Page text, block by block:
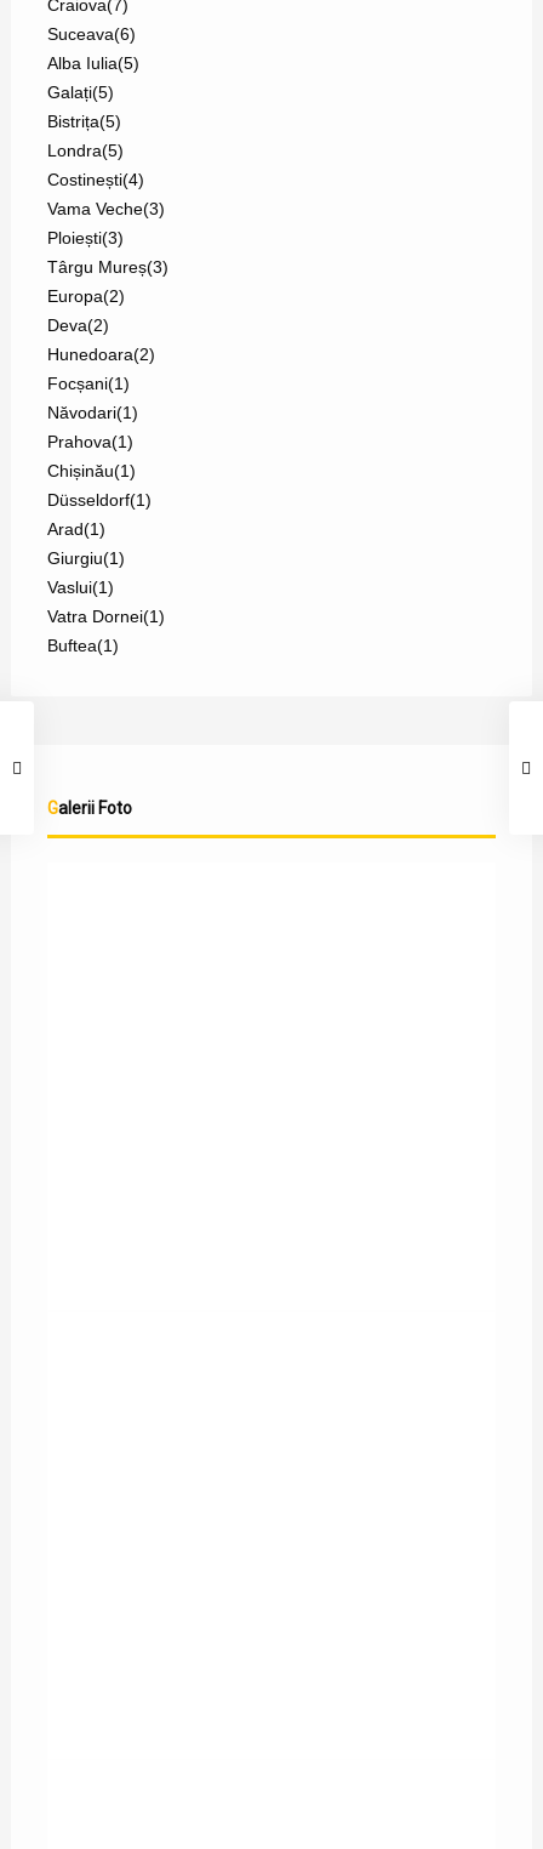
Craiova(7)
Suceava(6)
Alba Iulia(5)
Galați(5)
Bistrița(5)
Londra(5)
Costinești(4)
Vama Veche(3)
Ploiești(3)
Târgu Mureș(3)
Europa(2)
Deva(2)
Hunedoara(2)
Focșani(1)
Năvodari(1)
Prahova(1)
Chișinău(1)
Düsseldorf(1)
Arad(1)
Giurgiu(1)
Vaslui(1)
Vatra Dornei(1)
Buftea(1)
Galerii Foto